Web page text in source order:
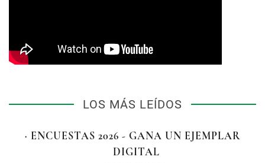
LOS MÁS LEÍDOS
· ENCUESTAS 2026 - GANA UN EJEMPLAR
DIGITAL